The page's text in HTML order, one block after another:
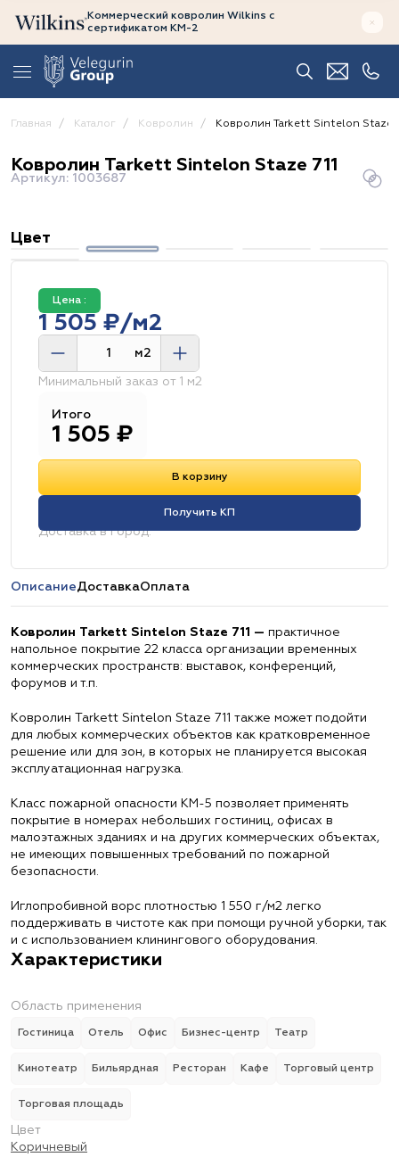
Коммерческий ковролин Wilkins с
сертификатом КМ-2
Главная Каталог Ковролин Ковролин Tarkett Sintelon Staze
Ковролин Tarkett Sintelon Staze 711
Артикул: 1003687
Цвет
Цена :
1 505 ₽/м2
м2
Минимальный заказ от 1 м2
Итого
1 505 ₽
В корзину
Получить КП
Доставка в город:
ОписаниеДоставкаОплата
Ковролин Tarkett Sintelon Staze 711 — практичное
напольное покрытие 22 класса организации временных
коммерческих пространств: выставок, конференций,
форумов и т.п.
Ковролин Tarkett Sintelon Staze 711 также может подойти
для любых коммерческих объектов как кратковременное
решение или для зон, в которых не планируется высокая
эксплуатационная нагрузка.
Класс пожарной опасности КМ-5 позволяет применять
покрытие в номерах небольших гостиниц, офисах в
малоэтажных зданиях и на других коммерческих объектах,
не имеющих повышенных требований по пожарной
безопасности.
Иглопробивной ворс плотностью 1 550 г/м2 легко
поддерживать в чистоте как при помощи ручной уборки, так
и с использованием клинингового оборудования.
Характеристики
Область применения
Гостиница Отель Офис Бизнес-центр Театр
Кинотеатр Бильярдная Ресторан Кафе Торговый центр
Торговая площадь
Цвет
Коричневый